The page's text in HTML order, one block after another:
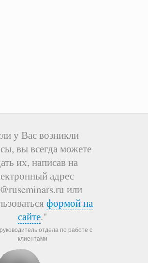
у Вас возникли
вы всегда можете
их, написав на
адрес
или
формой на
сайте."
отдела по работе с
клиентами